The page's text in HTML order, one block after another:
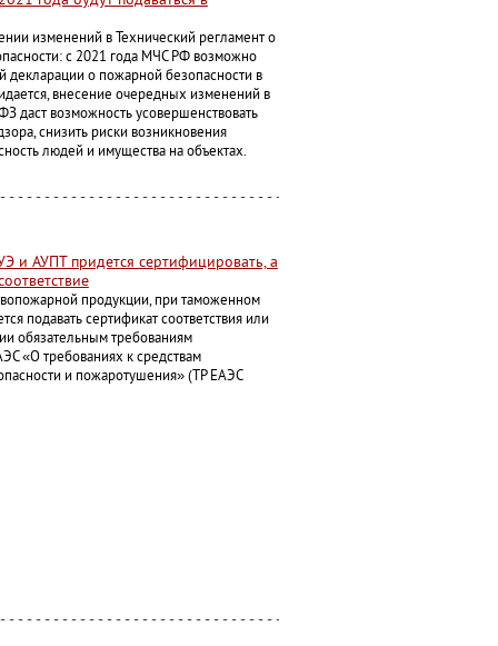
изменений в Технический регламент о
с 2021 года МЧС РФ возможно
о пожарной безопасности в
внесение очередных изменений в
возможность усовершенствовать
снизить риски возникновения
людей и имущества на объектах.
и АУПТ придется сертифицировать, а
продукции, при таможенном
подавать сертификат соответствия или
обязательным требованиям
«О требованиях к средствам
и пожаротушения» (ТР ЕАЭС